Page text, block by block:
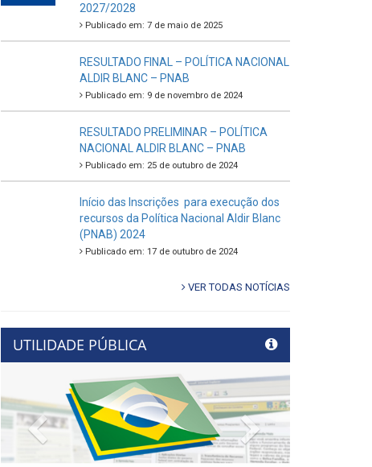
2027/2028
Publicado em: 7 de maio de 2025
RESULTADO FINAL – POLÍTICA NACIONAL
ALDIR BLANC – PNAB
Publicado em: 9 de novembro de 2024
RESULTADO PRELIMINAR – POLÍTICA
NACIONAL ALDIR BLANC – PNAB
Publicado em: 25 de outubro de 2024
Início das Inscrições para execução dos
recursos da Política Nacional Aldir Blanc
(PNAB) 2024
Publicado em: 17 de outubro de 2024
VER TODAS NOTÍCIAS
UTILIDADE PÚBLICA
Previous Next